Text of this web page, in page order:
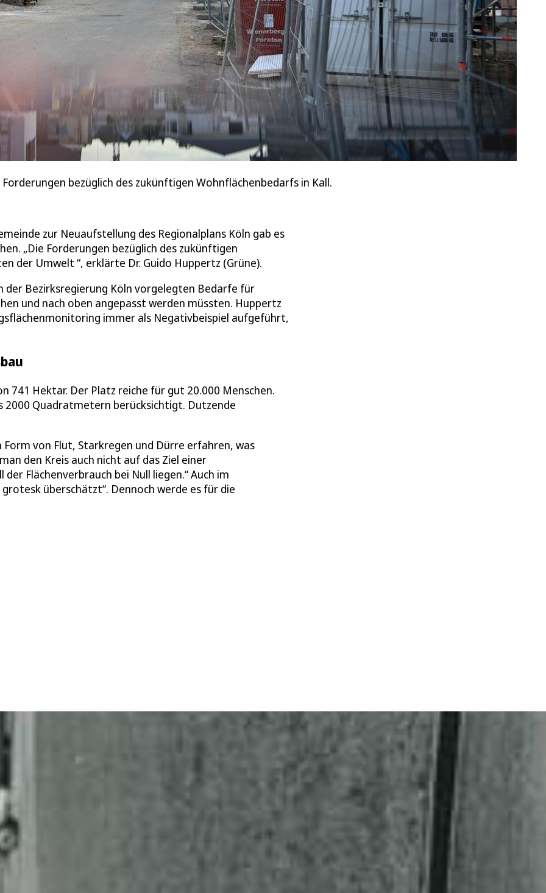
bezüglich des zukünftigen Wohnflächenbedarfs in Kall.
zur Neuaufstellung des Regionalplans Köln gab es
„Die Forderungen bezüglich des zukünftigen
der Umwelt “, erklärte Dr. Guido Huppertz (Grüne).
der Bezirksregierung Köln vorgelegten Bedarfe für
und nach oben angepasst werden müssten. Huppertz
immer als Negativbeispiel aufgeführt,
741 Hektar. Der Platz reiche für gut 20.000 Menschen.
2000 Quadratmetern berücksichtigt. Dutzende
von Flut, Starkregen und Dürre erfahren, was
den Kreis auch nicht auf das Ziel einer
Flächenverbrauch bei Null liegen.“ Auch im
überschätzt“. Dennoch werde es für die